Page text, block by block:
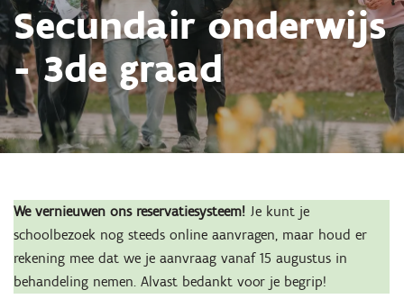
Secundair onderwijs
- 3de graad
We vernieuwen ons reservatiesysteem! Je kunt je
schoolbezoek nog steeds online aanvragen, maar houd er
rekening mee dat we je aanvraag vanaf 15 augustus in
behandeling nemen. Alvast bedankt voor je begrip!